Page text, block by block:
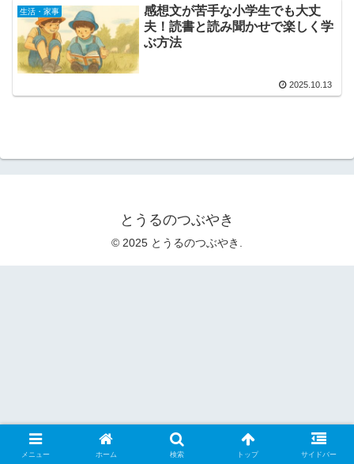
生活・家事
感想文が苦手な小学生でも大丈
夫！読書と読み聞かせで楽しく学
ぶ方法
2025.10.13
とうるのつぶやき
© 2025 とうるのつぶやき.
メニュー ホーム 検索 トップ サイドバー